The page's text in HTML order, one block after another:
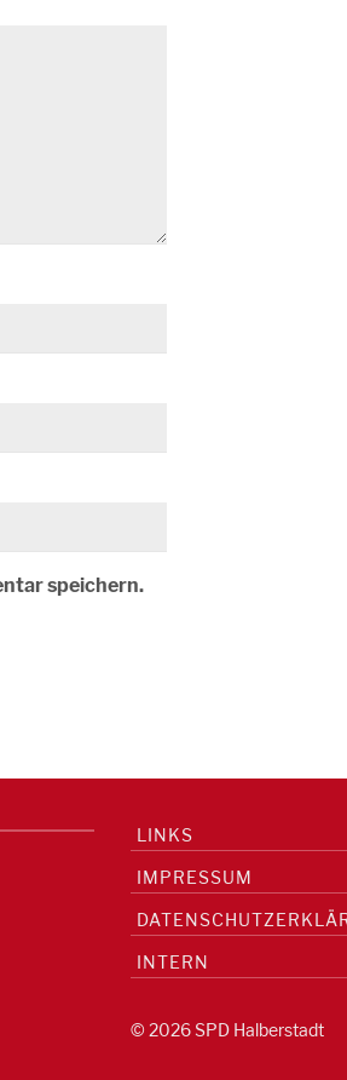
speichern.
LINKS
IMPRESSUM
INTERN
© 2026 SPD Halberstadt